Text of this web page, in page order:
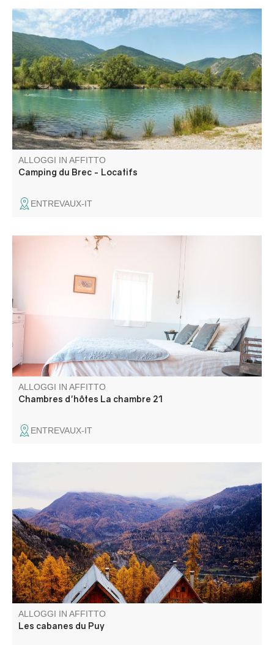
Tranquillo campeggio a conduzione familiare a pochi
minuti dal borgo medievale di Entrevaux. Bel lago per
nuotare e pescare. Ottima posizione per scoprire il
Verdon, la Costa Azzurra e le Alpi Marittime.
ALLOGGI IN AFFITTO
Camping du Brec - Locatifs
ENTREVAUX-IT
Entrevaux. Situata in una casa del XVII secolo al 3° piano
sotto i tetti, la camera offre una vista ininterrotta sulla
ALLOGGI IN AFFITTO
Chambres d'hôtes La chambre 21
ENTREVAUX-IT
Sistemazioni insolite ed eleganti con vista panoramica
sulle montagne e sugli ampi spazi aperti. Cabine
ristrutturate con gusto e dal comfort garantito. Perfette
per gruppi e famiglie, o per una pausa tranquilla e
romantica. Non perdetevi questo luogo incantevole.
ALLOGGI IN AFFITTO
Les cabanes du Puy